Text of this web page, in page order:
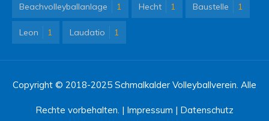
Beachvolleyballanlage 1 Hecht 1 Baustelle 1
Leon 1 Laudatio 1
Copyright © 2018-2025 Schmalkalder Volleyballverein. Alle
Rechte vorbehalten. | Impressum | Datenschutz